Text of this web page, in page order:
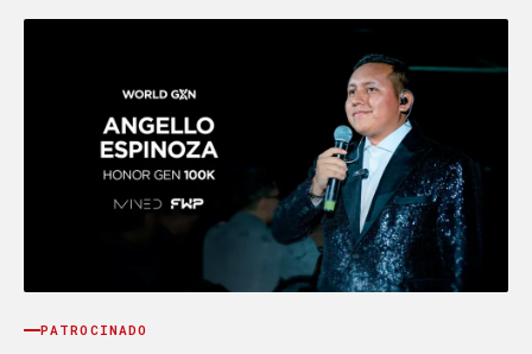
PATROCINADO